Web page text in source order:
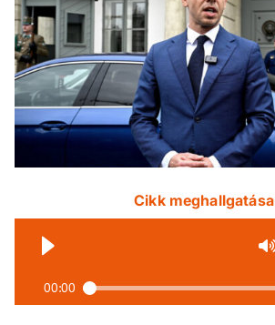
Cikk meghallgatása
00:00